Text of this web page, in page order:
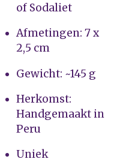
of Sodaliet
Afmetingen: 7 x
2,5 cm
Gewicht: ~145 g
Herkomst:
Handgemaakt in
Peru
Uniek